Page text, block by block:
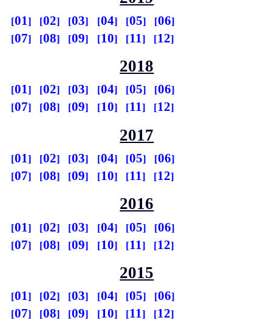
01 02 03 04 05
06
07
08 09 10 11 12
2018
01 02 03 04 05
06
07
08 09 10 11 12
2017
01 02 03 04 05
06
07
08 09 10 11 12
2016
01 02 03 04 05
06
07
08 09 10 11 12
2015
01 02 03 04 05
06
07
08 09 10 11 12